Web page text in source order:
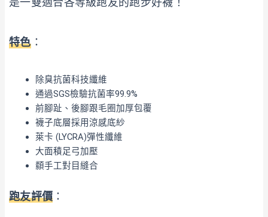
特色：
除臭抗菌科技纖維
通過SGS檢驗抗菌率99.9%
前腳趾、後腳跟毛圈加厚包覆
襪子底層採用涼感底紗
萊卡 (LYCRA)彈性纖維
大面積足弓加壓
纇手工對目縫合
跑友評價 ：